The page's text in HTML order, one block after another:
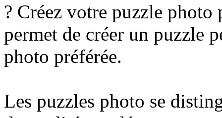
? Créez votre puzzle
permet de créer un puzzle
photo préférée.
Les puzzles photo se